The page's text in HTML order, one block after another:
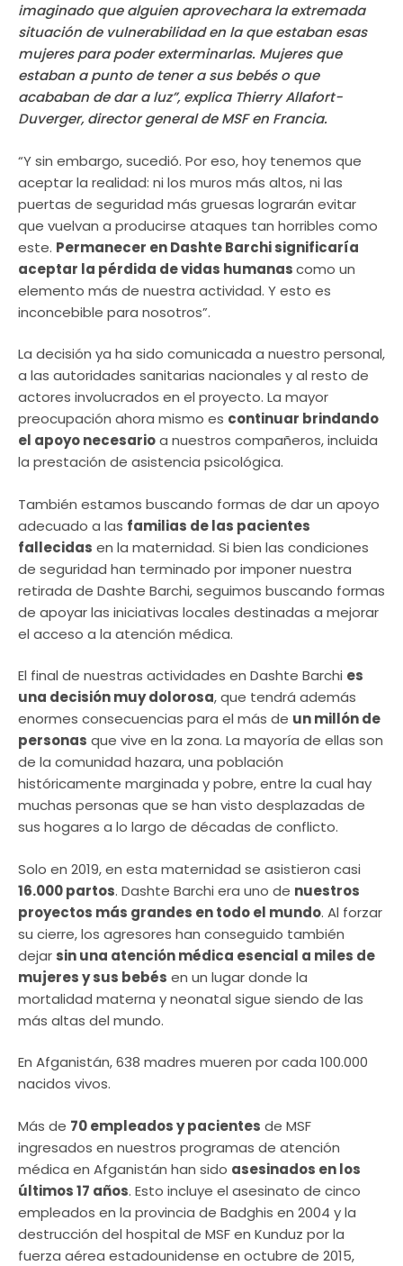
imaginado que alguien aprovechara la extremada
situación de vulnerabilidad en la que estaban esas
mujeres para poder exterminarlas. Mujeres que
estaban a punto de tener a sus bebés o que
acababan de dar a luz”, explica Thierry Allafort-
Duverger, director general de MSF en Francia.
“Y sin embargo, sucedió. Por eso, hoy tenemos que
aceptar la realidad: ni los muros más altos, ni las
puertas de seguridad más gruesas lograrán evitar
que vuelvan a producirse ataques tan horribles como
este. Permanecer en Dashte Barchi significaría
aceptar la pérdida de vidas humanascomo un
elemento más de nuestra actividad. Y esto es
inconcebible para nosotros”.
La decisión ya ha sido comunicada a nuestro personal,
a las autoridades sanitarias nacionales y al resto de
actores involucrados en el proyecto. La mayor
preocupación ahora mismo es continuar brindando
el apoyo necesarioa nuestros compañeros, incluida
la prestación de asistencia psicológica.
También estamos buscando formas de dar un apoyo
adecuado a las familias de las pacientes
fallecidas en la maternidad. Si bien las condiciones
de seguridad han terminado por imponer nuestra
retirada de Dashte Barchi, seguimos buscando formas
de apoyar las iniciativas locales destinadas a mejorar
el acceso a la atención médica.
El final de nuestras actividades en Dashte Barchi es
una decisión muy dolorosa, que tendrá además
enormes consecuencias para el más de un millón de
personas que vive en la zona. La mayoría de ellas son
de la comunidad hazara, una población
históricamente marginada y pobre, entre la cual hay
muchas personas que se han visto desplazadas de
sus hogares a lo largo de décadas de conflicto.
Solo en 2019, en esta maternidad se asistieron casi
16.000 partos. Dashte Barchi era uno de nuestros
proyectos más grandes en todo el mundo. Al forzar
su cierre, los agresores han conseguido también
dejar sin una atención médica esencial a miles de
mujeres y sus bebés en un lugar donde la
mortalidad materna y neonatal sigue siendo de las
más altas del mundo.
En Afganistán, 638 madres mueren por cada 100.000
nacidos vivos.
Más de 70 empleados y pacientes de MSF
ingresados ​​en nuestros programas de atención
médica en Afganistán han sido asesinados en los
últimos 17 años. Esto incluye el asesinato de cinco
empleados en la provincia de Badghis en 2004 y la
destrucción del hospital de MSF en Kunduz por la
fuerza aérea estadounidense en octubre de 2015,